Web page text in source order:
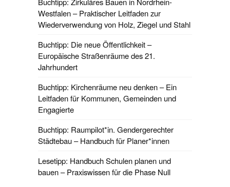
Westfalen – Praktischer Leitfaden zur
Wiederverwendung von Holz, Ziegel und Stahl
Buchtipp: Die neue Öffentlichkeit –
Europäische Straßenräume des 21.
Jahrhundert
Buchtipp: Kirchenräume neu denken – Ein
Leitfaden für Kommunen, Gemeinden und
Engagierte
Buchtipp: Raumpilot*in. Gendergerechter
Städtebau – Handbuch für Planer*innen
Lesetipp: Handbuch Schulen planen und
bauen – Praxiswissen für die Phase Null